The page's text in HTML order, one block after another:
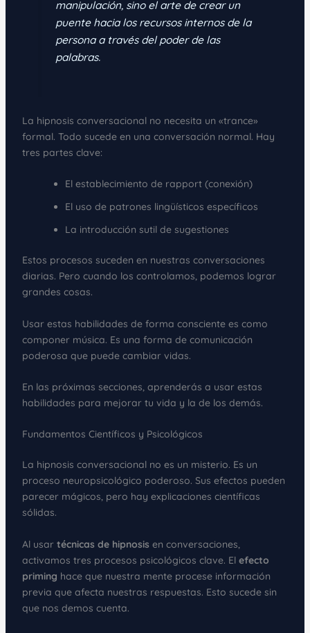
manipulación, sino el arte de crear un
puente hacia los recursos internos de la
persona a través del poder de las
palabras.
La hipnosis conversacional no necesita un «trance»
formal. Todo sucede en una conversación normal. Hay
tres partes clave:
El establecimiento de rapport (conexión)
El uso de patrones lingüísticos específicos
La introducción sutil de sugestiones
Estos procesos suceden en nuestras conversaciones
diarias. Pero cuando los controlamos, podemos lograr
grandes cosas.
Usar estas habilidades de forma consciente es como
componer música. Es una forma de comunicación
poderosa que puede cambiar vidas.
En las próximas secciones, aprenderás a usar estas
habilidades para mejorar tu vida y la de los demás.
Fundamentos Científicos y Psicológicos
La hipnosis conversacional no es un misterio. Es un
proceso neuropsicológico poderoso. Sus efectos pueden
parecer mágicos, pero hay explicaciones científicas
sólidas.
Al usar técnicas de hipnosis en conversaciones,
activamos tres procesos psicológicos clave. El efecto
priming hace que nuestra mente procese información
previa que afecta nuestras respuestas. Esto sucede sin
que nos demos cuenta.